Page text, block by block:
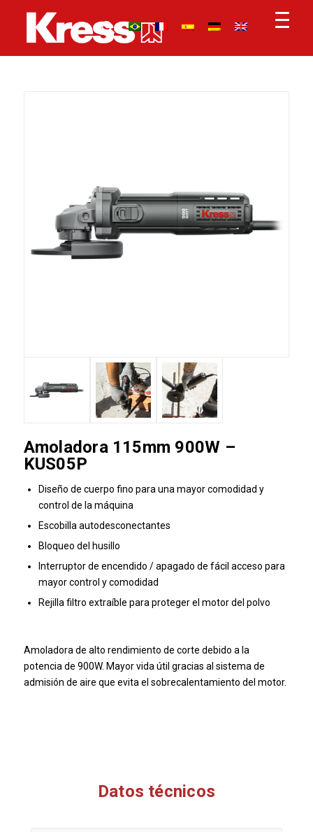
Amoladora 115mm 900W –
KUS05P
Diseño de cuerpo fino para una mayor comodidad y
control de la máquina
Escobilla autodesconectantes
Bloqueo del husillo
Interruptor de encendido / apagado de fácil acceso para
mayor control y comodidad
Rejilla filtro extraíble para proteger el motor del polvo
Amoladora de alto rendimiento de corte debido a la
potencia de 900W. Mayor vida útil gracias al sistema de
admisión de aire que evita el sobrecalentamiento del motor.
Datos técnicos